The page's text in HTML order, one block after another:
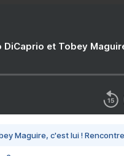
DiCaprio et Tobey
Maguire, c'est lui !